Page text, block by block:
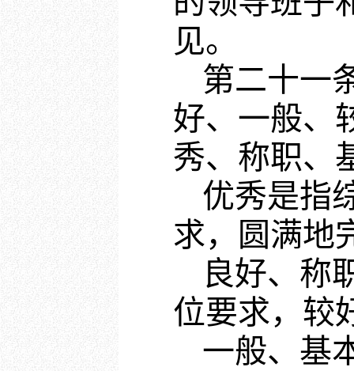
见。
第二十一
好、一般、
秀、称职、
优秀是指
求，圆满地
良好、称
位要求，较
一般、基